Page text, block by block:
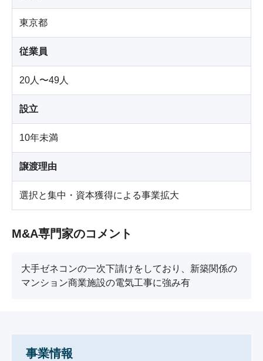
東京都
従業員
20人〜49人
設立
10年未満
譲渡理由
選択と集中・資本獲得による事業拡大
M&A専門家のコメント
大手ゼネコンの一次下請けをしており、新築関係の
マンション商業施設の電気工事に強み有
事業情報